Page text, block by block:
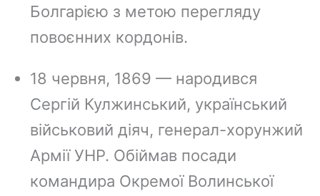
Болгарією з метою перегляду
повоєнних кордонів.
18 червня, 1869 — народився
Сергій Кулжинський, український
військовий діяч, генерал-хорунжий
Армії УНР. Обіймав посади
командира Окремої Волинської